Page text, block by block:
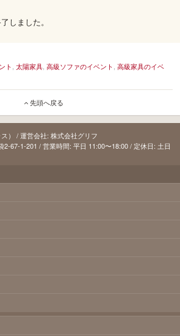
しました。
ト , 太陽家具, 高級ソファのイベント , 高級家具のイベ
先頭へ戻る
） / 運営会社: 株式会社グリフ
2-67-1-201 / 営業時間: 平日 11:00〜18:00 / 定休日: 土日